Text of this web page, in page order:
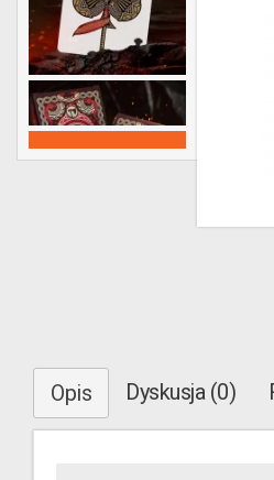
Opis Dyskusja (0)